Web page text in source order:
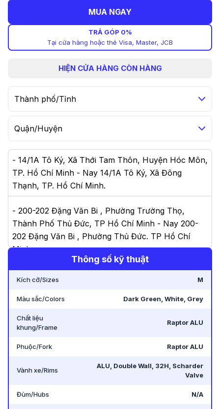
MUA NGAY
TRẢ GÓP 0%
Tại cửa hàng hoặc thẻ Visa, Master, JCB
HIỆN CỬA HÀNG CÒN HÀNG
Thành phố/Tỉnh
Quận/Huyện
- 14/1A Tô Ký, Xã Thới Tam Thôn, Huyện Hóc Môn,
TP. Hồ Chí Minh - Nay 14/1A Tô Ký, Xã Đông
Thạnh, TP. Hồ Chí Minh.
- 200-202 Đặng Văn Bi , Phường Trường Thọ,
Thành Phố Thủ Đức, TP Hồ Chí Minh - Nay 200-
202 Đặng Văn Bi , Phường Thủ Đức. TP Hồ Chí
Minh.
Thông số kỹ thuật
Kích cỡ/Sizes M
Màu sắc/Colors Dark Green, White, Grey
Chất liệu
khung/Frame
Raptor ALU
Phuộc/Fork Raptor ALU
Vành xe/Rims
ALU, Double Wall, 32H, Scharder
Valve
Đùm/Hubs N/A